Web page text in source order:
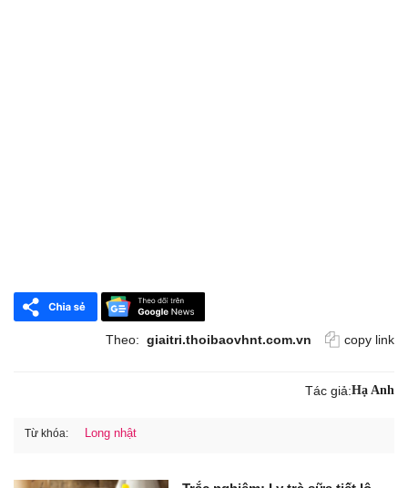
Theo: giaitri.thoibaovhnt.com.vn copy link
Tác giả:Hạ Anh
Từ khóa: Long nhật